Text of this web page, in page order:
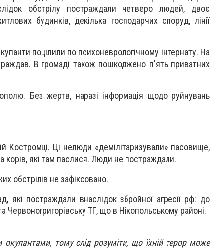
обстрілу постраждали четверо людей, двоє
будинків, декілька господарчих споруд, лінії
поцілили по психоневрологічному інтернату. На
В громаді також пошкоджено п'ять приватних
Без жертв, наразі інформація щодо руйнувань
Костромці. Ці нелюди «демілітаризували» пасовище,
корів, які там паслися. Люди не постраждали.
обстрілів не зафіксовано.
які постраждали внаслідок збройної агресії рф: до
Червоногригорівську ТГ, що в Нікопольському районі.
тому слід розуміти, що їхній терор може